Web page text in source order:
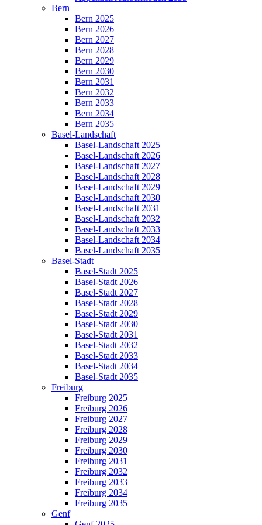
Bern
Bern 2025
Bern 2026
Bern 2027
Bern 2028
Bern 2029
Bern 2030
Bern 2031
Bern 2032
Bern 2033
Bern 2034
Bern 2035
Basel-Landschaft
Basel-Landschaft 2025
Basel-Landschaft 2026
Basel-Landschaft 2027
Basel-Landschaft 2028
Basel-Landschaft 2029
Basel-Landschaft 2030
Basel-Landschaft 2031
Basel-Landschaft 2032
Basel-Landschaft 2033
Basel-Landschaft 2034
Basel-Landschaft 2035
Basel-Stadt
Basel-Stadt 2025
Basel-Stadt 2026
Basel-Stadt 2027
Basel-Stadt 2028
Basel-Stadt 2029
Basel-Stadt 2030
Basel-Stadt 2031
Basel-Stadt 2032
Basel-Stadt 2033
Basel-Stadt 2034
Basel-Stadt 2035
Freiburg
Freiburg 2025
Freiburg 2026
Freiburg 2027
Freiburg 2028
Freiburg 2029
Freiburg 2030
Freiburg 2031
Freiburg 2032
Freiburg 2033
Freiburg 2034
Freiburg 2035
Genf